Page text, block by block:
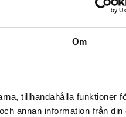
Om
tillhandahålla funktioner
annan information från din
CL-EAR
8,90